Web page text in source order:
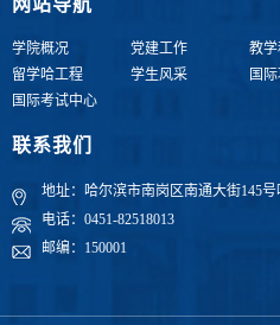
学院概况 党建工作
教
留学哈工程
学生风采
国
国际考试中心
联系我们
地址：哈尔滨市南岗区南通大街145
电话：0451-82518013
邮编：150001